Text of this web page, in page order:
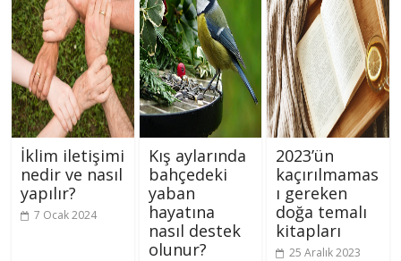
İklim iletişimi
nedir ve nasıl
yapılır?
7 Ocak 2024
Kış aylarında
bahçedeki
yaban
hayatına
nasıl destek
olunur?
2023’ün
kaçırılmamas
ı gereken
doğa temalı
kitapları
25 Aralık 2023